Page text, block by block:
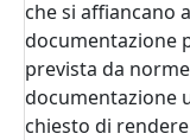
che si affiancano
documentazione
prevista da
documentazione
chiesto di